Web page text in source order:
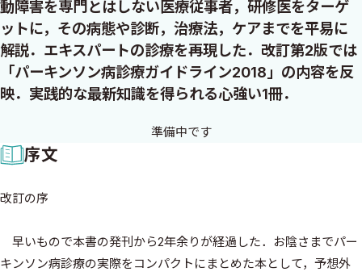
動障害を専門とはしない医療従事者，研修医をターゲ
ットに，その病態や診断，治療法，ケアまでを平易に
解説．エキスパートの診療を再現した．改訂第2版では
「パーキンソン病診療ガイドライン2018」の内容を反
映．実践的な最新知識を得られる心強い1冊．
序文
改訂の序
早いもので本書の発刊から2年余りが経過した．お陰さまでパー
キンソン病診療の実際をコンパクトにまとめた本として，予想外